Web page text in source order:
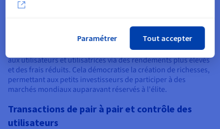
Les coûts réduits proviennent de l'élimination des
dans la finance traditionnelle, peuvent ne coûter que
quelques centimes dans la DeFi. L'automatisation minimise
les frais généraux opérationnels, transférant les économies
aux utilisateurs et utilisatrices via des rendements plus élevés
et des frais réduits. Cela démocratise la création de richesses,
permettant aux petits investisseurs de participer à des
marchés mondiaux auparavant réservés à l'élite.
Transactions de pair à pair et contrôle des
utilisateurs
Paramétrer Tout accepter